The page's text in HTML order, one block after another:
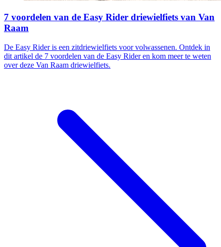
7 voordelen van de Easy Rider driewielfiets van Van
Raam
De Easy Rider is een zitdriewielfiets voor volwassenen. Ontdek in
dit artikel de 7 voordelen van de Easy Rider en kom meer te weten
over deze Van Raam driewielfiets.